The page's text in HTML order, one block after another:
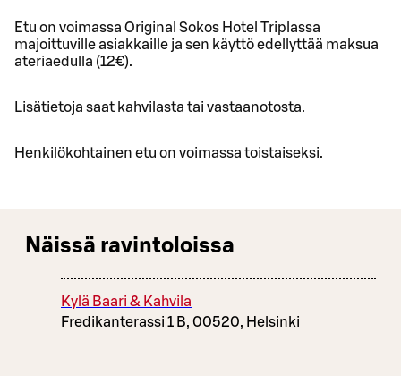
Etu on voimassa Original Sokos Hotel Triplassa
majoittuville asiakkaille ja sen käyttö edellyttää maksua
ateriaedulla (12€).
Lisätietoja saat kahvilasta tai vastaanotosta.
Henkilökohtainen etu on voimassa toistaiseksi.
Näissä ravintoloissa
Kylä Baari & Kahvila
Fredikanterassi 1 B, 00520, Helsinki